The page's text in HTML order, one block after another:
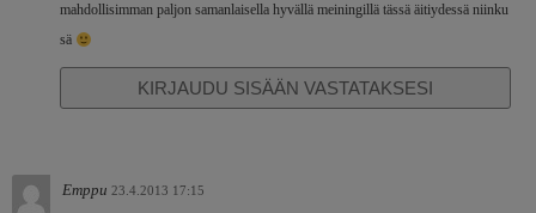
mahdollisimman paljon samanlaisella hyvällä meiningillä tässä äitiydessä niinku
sä
KIRJAUDU SISÄÄN VASTATAKSESI
Emppu 23.4.2013 17:15